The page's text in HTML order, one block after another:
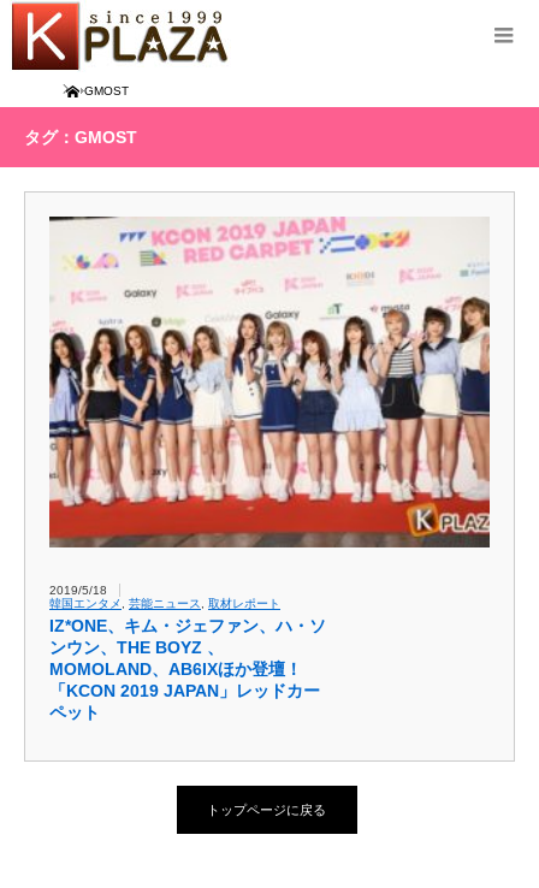
HomeGMOST
タグ：GMOST
2019/5/18
韓国エンタメ
芸能ニュース 取材レポート
IZ*ONE、キム・ジェファン、ハ・ソ
ンウン、THE BOYZ 、
MOMOLAND、AB6IXほか登壇！
「KCON 2019 JAPAN」レッドカー
ペット
トップページに戻る